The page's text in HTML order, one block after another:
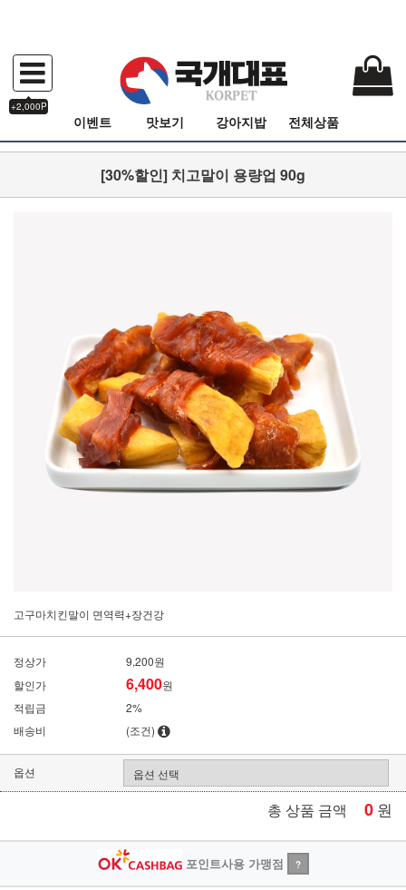
+2,000P
이벤트 맛보기 강아지밥 전체상품
[30%할인] 치고말이 용량업 90g
고구마치킨말이 면역력+장건강
정상가
9,200원
할인가
6,400원
적립금
2%
배송비
(조건)
옵션
총 상품 금액 0 원
포인트사용 가맹점 ?